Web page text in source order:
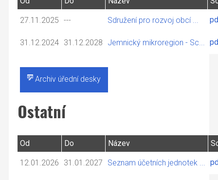
27.11.2025 --- Sdružení pro rozvoj obcí ...
31.12.2024 31.12.2028 Jemnický mikroregion - Sc...
Archiv úřední desky
Ostatní
Od Do Název
12.01.2026 31.01.2027 Seznam účetních jednotek ...